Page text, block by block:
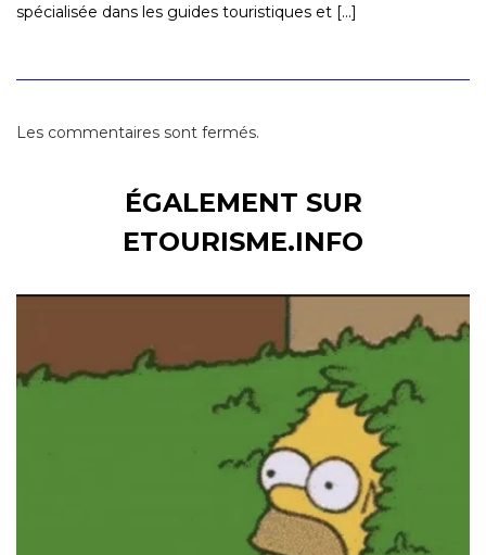
spécialisée dans les guides touristiques et [...]
Les commentaires sont fermés.
ÉGALEMENT SUR
ETOURISME.INFO